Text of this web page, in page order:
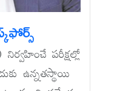
పరీక్షల్లో
ఉన్నతస్థాయి